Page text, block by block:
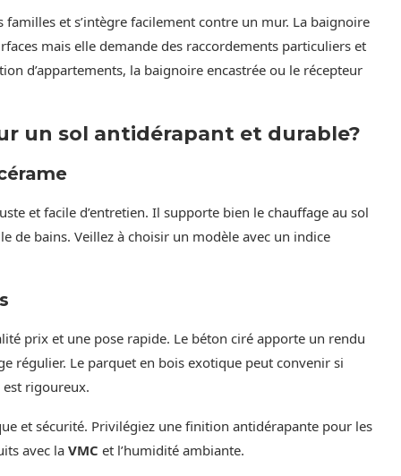
et s’intègre facilement contre un mur. La baignoire
mais elle demande des raccordements particuliers et
d’appartements, la baignoire encastrée ou le récepteur
un sol antidérapant et durable?
et facile d’entretien. Il supporte bien le chauffage au sol
de bains. Veillez à choisir un modèle avec un indice
prix et une pose rapide. Le béton ciré apporte un rendu
régulier. Le parquet en bois exotique peut convenir si
est rigoureux.
et sécurité. Privilégiez une finition antidérapante pour les
avec la VMC et l’humidité ambiante.